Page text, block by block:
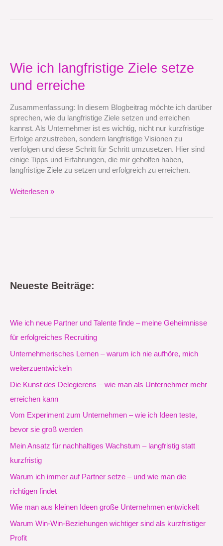
Wie ich langfristige Ziele setze
und erreiche
Zusammenfassung: In diesem Blogbeitrag möchte ich darüber
sprechen, wie du langfristige Ziele setzen und erreichen
kannst. Als Unternehmer ist es wichtig, nicht nur kurzfristige
Erfolge anzustreben, sondern langfristige Visionen zu
verfolgen und diese Schritt für Schritt umzusetzen. Hier sind
einige Tipps und Erfahrungen, die mir geholfen haben,
langfristige Ziele zu setzen und erfolgreich zu erreichen.
langfristige
Ziele
setze
erreiche
Weiterlesen »
Neueste Beiträge:
Wie ich neue Partner und Talente finde – meine Geheimnisse
für erfolgreiches Recruiting
Unternehmerisches Lernen – warum ich nie aufhöre, mich
weiterzuentwickeln
Die Kunst des Delegierens – wie man als Unternehmer mehr
erreichen kann
Vom Experiment zum Unternehmen – wie ich Ideen teste,
bevor sie groß werden
Mein Ansatz für nachhaltiges Wachstum – langfristig statt
kurzfristig
Warum ich immer auf Partner setze – und wie man die
richtigen findet
Wie man aus kleinen Ideen große Unternehmen entwickelt
Warum Win-Win-Beziehungen wichtiger sind als kurzfristiger
Profit